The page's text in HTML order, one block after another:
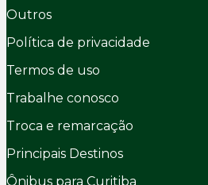
Outros
Política de privacidade
Termos de uso
Trabalhe conosco
Troca e remarcação
Principais Destinos
Ônibus para Curitiba